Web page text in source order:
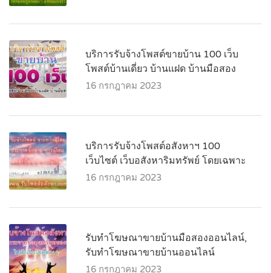
บริการรับจ้างโพสต์ขายบ้าน 100 เว็บ
โพสต์บ้านเดี่ยว บ้านแฝด บ้านมือสอง
16 กรกฎาคม 2023
บริการรับจ้างโพสต์อสังหาฯ 100
เว็บไซต์ เว็บอสังหาริมทรัพย์ โดยเฉพาะ
16 กรกฎาคม 2023
รับทำโฆษณาขายบ้านมือสองออนไลน์,
รับทำโฆษณาขายบ้านออนไลน์
16 กรกฎาคม 2023